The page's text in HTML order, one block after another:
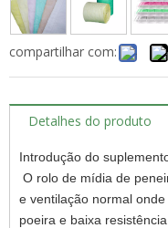
compartilhar com:
Detalhes do produto
Introdução do
O rolo de mídia de
e ventilação normal
poeira e baixa resistência.